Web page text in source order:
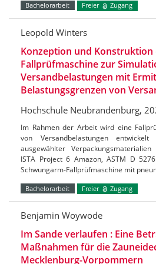
Bachelorarbeit Freier Zugang
Leopold Winters
Konzeption und Konstruktion
Fallprüfmaschine zur
Versandbelastungen mit
Belastungsgrenzen von
Hochschule Neubrandenburg,
Im Rahmen der Arbeit wird eine
von Versandbelastungen
ausgewählter
ISTA Project 6 Amazon, ASTM D
Schwungarm-Fallprüfmaschine mit
Bachelorarbeit Freier Zugang
Benjamin Woywode
Im Sande verlaufen : Eine
Maßnahmen für die
Mecklenburg-Vorpommern